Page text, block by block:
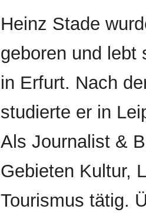
Heinz Stade
geboren und lebt
in Erfurt. Nach
studierte er in
Als Journalist &
Gebieten Kultur,
Tourismus tätig.